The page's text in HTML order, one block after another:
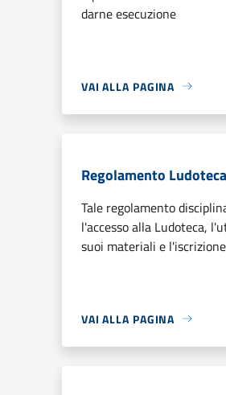
darne esecuzione
VAI ALLA PAGINA
Regolamento Ludoteca
Tale regolamento
l'accesso alla Ludoteca,
suoi materiali e
VAI ALLA PAGINA